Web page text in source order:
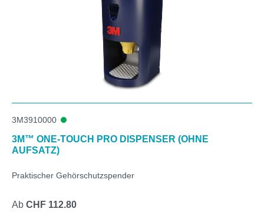
3M3910000
3M™ ONE-TOUCH PRO DISPENSER (OHNE
AUFSATZ)
Praktischer Gehörschutzspender
Ab CHF 112.80